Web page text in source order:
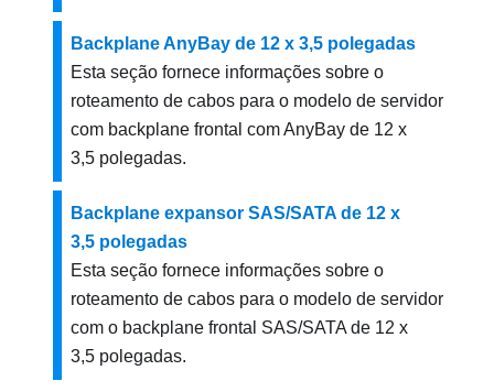
Backplane AnyBay de 12 x 3,5 polegadas
Esta seção fornece informações sobre o
roteamento de cabos para o modelo de servidor
com backplane frontal com AnyBay de 12 x
3,5 polegadas.
Backplane expansor SAS/SATA de 12 x
3,5 polegadas
Esta seção fornece informações sobre o
roteamento de cabos para o modelo de servidor
com o backplane frontal SAS/SATA de 12 x
3,5 polegadas.